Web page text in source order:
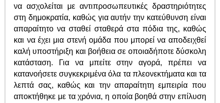
να ασχολείται με αντιπροσωπευτικές δραστηριότητες
στη δημοκρατία, καθώς για αυτήν την κατεύθυνση είναι
απαραίτητο να σταθεί σταθερά στα πόδια της, καθώς
και να έχει μια στενή ομάδα που μπορεί να αποδειχθεί
καλή υποστήριξη και βοήθεια σε οποιαδήποτε δύσκολη
κατάσταση. Για να μπείτε στην αγορά, πρέπει να
κατανοήσετε συγκεκριμένα όλα τα πλεονεκτήματα και τα
λεπτά σας, καθώς και την απαραίτητη εμπειρία που
αποκτήθηκε με τα χρόνια, η οποία βοηθά στην επίλυση